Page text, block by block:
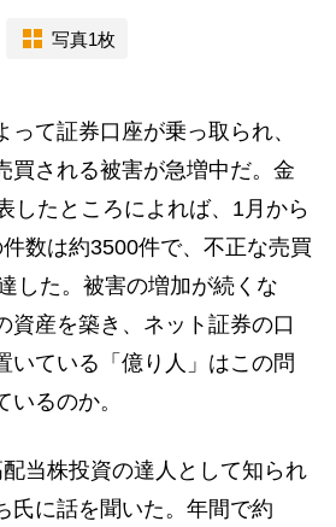
写真1枚
て証券口座が乗っ取られ、
買される被害が急増中だ。金
したところによれば、1月から
数は約3500件で、不正な売買
した。被害の増加が続くな
資産を築き、ネット証券の口
いている「億り人」はこの問
るのか。
当株投資の達人として知られ
氏に話を聞いた。年間で約